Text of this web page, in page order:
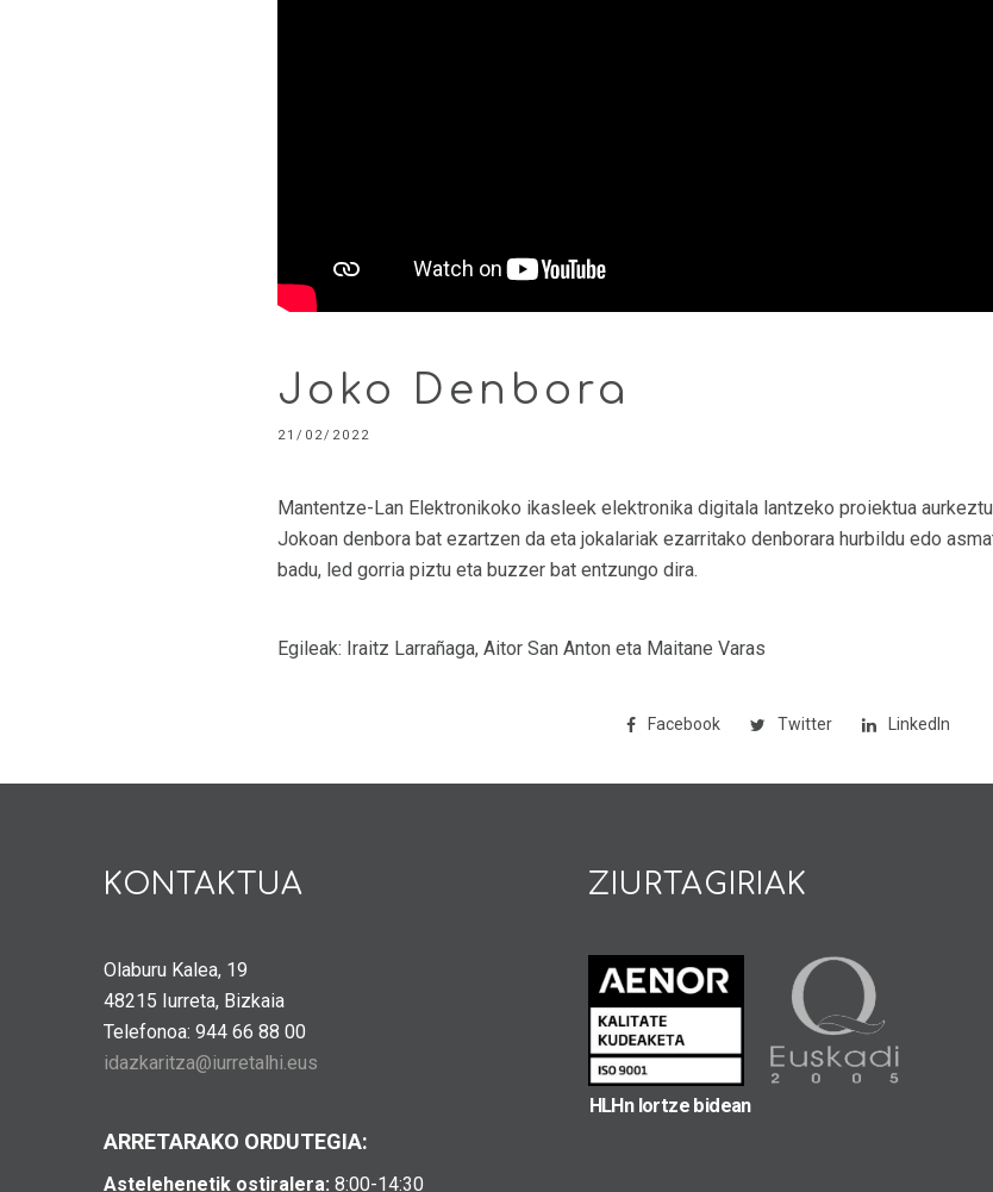
Joko Denbora
21/02/2022
Mantentze-Lan Elektronikoko ikasleek elektronika digitala lantzeko proiektua
Jokoan denbora bat ezartzen da eta jokalariak ezarritako denborara hurbildu edo
badu, led gorria piztu eta buzzer bat entzungo dira.
Egileak: Iraitz Larrañaga, Aitor San Anton eta Maitane Varas
Facebook Twitter LinkedIn
KONTAKTUA
Olaburu Kalea, 19
48215 Iurreta, Bizkaia
Telefonoa: 944 66 88 00
idazkaritza@iurretalhi.eus
ARRETARAKO ORDUTEGIA:
Astelehenetik ostiralera: 8:00-14:30
ZIURTAGIRIAK
HLHn lortze bidean